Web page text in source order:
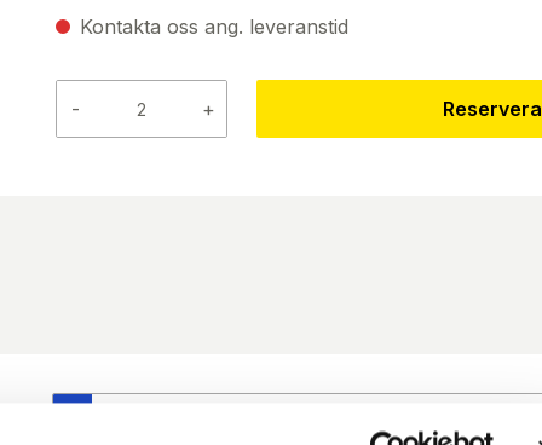
Kontakta oss ang. leveranstid
- + Reservera